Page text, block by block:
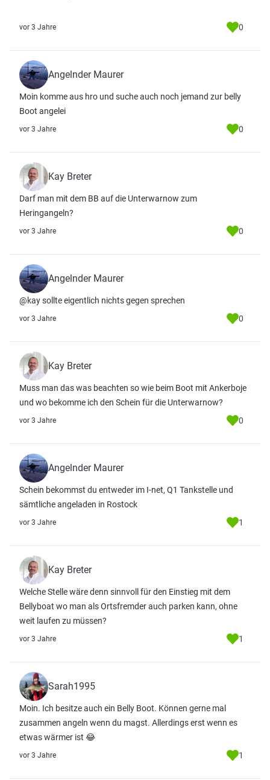
vor 3 Jahre 0
Angelnder Maurer
Moin komme aus hro und suche auch noch jemand zur belly
Boot angelei
vor 3 Jahre 0
Kay Breter
Darf man mit dem BB auf die Unterwarnow zum
Heringangeln?
vor 3 Jahre 0
Angelnder Maurer
@kay sollte eigentlich nichts gegen sprechen
vor 3 Jahre 0
Kay Breter
Muss man das was beachten so wie beim Boot mit Ankerboje
und wo bekomme ich den Schein für die Unterwarnow?
vor 3 Jahre 0
Angelnder Maurer
Schein bekommst du entweder im I-net, Q1 Tankstelle und
sämtliche angeladen in Rostock
vor 3 Jahre 1
Kay Breter
Welche Stelle wäre denn sinnvoll für den Einstieg mit dem
Bellyboat wo man als Ortsfremder auch parken kann, ohne
weit laufen zu müssen?
vor 3 Jahre 1
Sarah1995
Moin. Ich besitze auch ein Belly Boot. Können gerne mal
zusammen angeln wenn du magst. Allerdings erst wenn es
etwas wärmer ist 😂
vor 3 Jahre 1